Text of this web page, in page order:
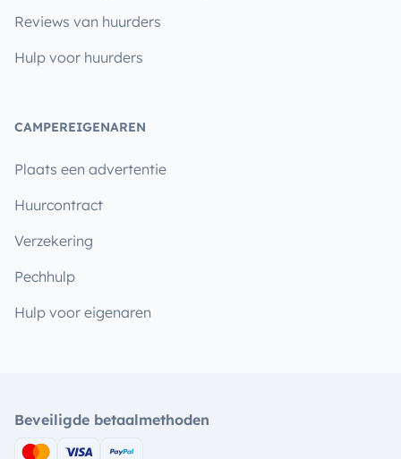
Reviews van huurders
Hulp voor huurders
CAMPEREIGENAREN
Plaats een advertentie
Huurcontract
Verzekering
Pechhulp
Hulp voor eigenaren
Beveiligde betaalmethoden